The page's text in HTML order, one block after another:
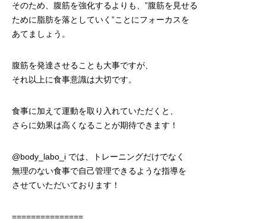
そのため、腹筋を強化するよりも、”腹筋を見せる
ために脂肪を落としていく”ことにフォーカスを
あてましょう。
腹筋を発達させることも大事ですが、
それ以上に食事意識は大切です。
食事に加えて運動を取り入れていただくと、
さらに効果は高くなることが期待できます！
@body_labo_i では、トレーニングだけでなく
無理のない食事で自己管理できるような指導を
させていただいております！
===============